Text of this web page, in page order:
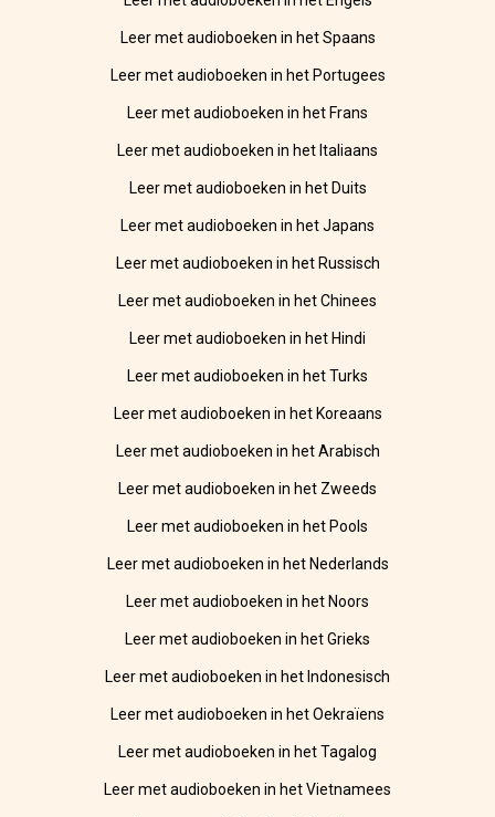
Leer met audioboeken in het Spaans
Leer met audioboeken in het Portugees
Leer met audioboeken in het Frans
Leer met audioboeken in het Italiaans
Leer met audioboeken in het Duits
Leer met audioboeken in het Japans
Leer met audioboeken in het Russisch
Leer met audioboeken in het Chinees
Leer met audioboeken in het Hindi
Leer met audioboeken in het Turks
Leer met audioboeken in het Koreaans
Leer met audioboeken in het Arabisch
Leer met audioboeken in het Zweeds
Leer met audioboeken in het Pools
Leer met audioboeken in het Nederlands
Leer met audioboeken in het Noors
Leer met audioboeken in het Grieks
Leer met audioboeken in het Indonesisch
Leer met audioboeken in het Oekraïens
Leer met audioboeken in het Tagalog
Leer met audioboeken in het Vietnamees